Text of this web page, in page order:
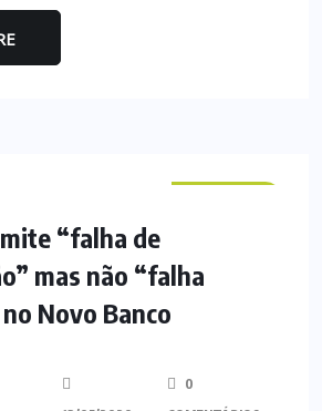
“falha de
mas não “falha
Novo Banco
0